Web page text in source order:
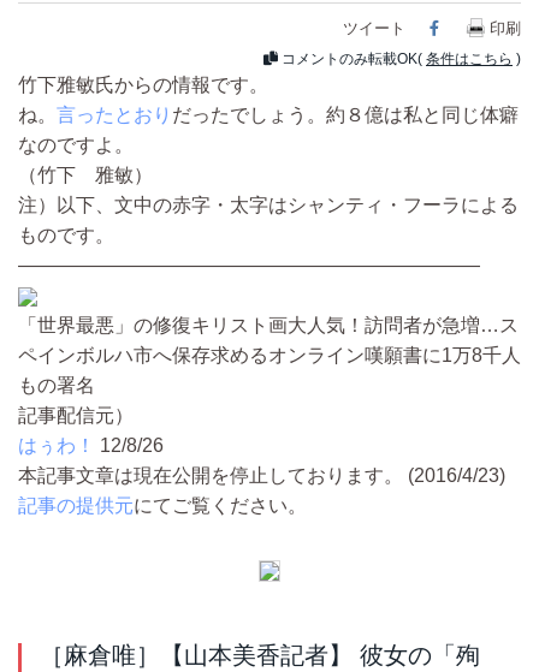
ツイート Facebook
印刷
コメントのみ転載OK( 条件はこちら )
竹下雅敏氏からの情報です。
ね。 言ったとおり だったでしょう。約８億は私と同じ体癖
なのですよ。
（竹下 雅敏）
注）以下、文中の赤字・太字はシャンティ・フーラによる
ものです。
————————————————————————
「世界最悪」の修復キリスト画大人気！訪問者が急増…ス
ペインボルハ市へ保存求めるオンライン嘆願書に1万8千人
もの署名
記事配信元）
はぅわ！
12/8/26
本記事文章は現在公開を停止しております。 (2016/4/23)
記事の提供元にてご覧ください。
［麻倉唯］【山本美香記者】 彼女の「殉